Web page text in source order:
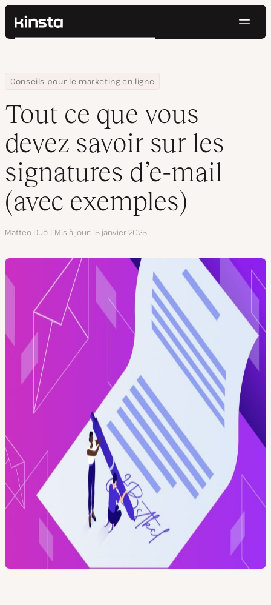
Kinsta®
Prix
Contact
Rechercher
Home
Centre de ressources
Blog
Conseils pour le marketing en ligne
Tout ce que vous devez savoir sur les signatures d’e-mail (avec
Tout ce que vous
devez savoir sur les
signatures d’e-mail
(avec exemples)
Auteur
Matteo Duò Mis à jour 15 janvier 2025